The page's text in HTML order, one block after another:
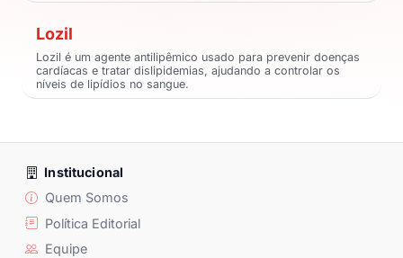
Lozil
Lozil é um agente antilipêmico usado para prevenir doenças
cardíacas e tratar dislipidemias, ajudando a controlar os
níveis de lipídios no sangue.
Institucional
Quem Somos
Política Editorial
Equipe